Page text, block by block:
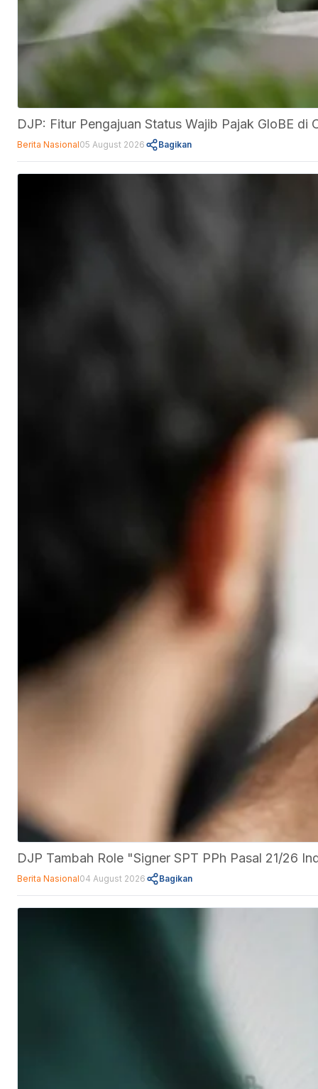
DJP: Fitur Pengajuan Status Wajib Pajak GloBE di
Berita Nasional05 August 2026 Bagikan
DJP Tambah Role "Signer SPT PPh Pasal 21/26
Berita Nasional04 August 2026 Bagikan